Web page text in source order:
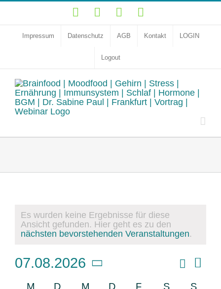
Zum
springen
YouTubeFacebookInstagram
Impressum Datenschutz AGB Kontakt LOGIN
Logout
Veranstaltungen
Hinweis
Es wurden keine Ergebnisse für diese
Ansicht gefunden. Hier geht es zu den
nächsten bevorstehenden Veranstaltungen.
Monat
07.08.2026
Datum
M
D
M
D
F
S
S